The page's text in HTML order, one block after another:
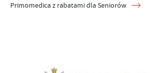
Primomedica z rabatami dla Seniorów